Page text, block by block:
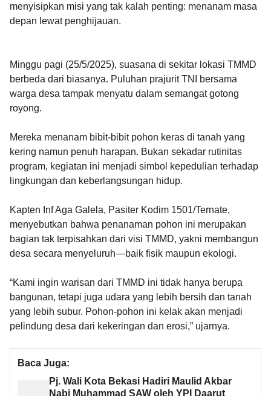
menyisipkan misi yang tak kalah penting: menanam masa
depan lewat penghijauan.
Minggu pagi (25/5/2025), suasana di sekitar lokasi TMMD
berbeda dari biasanya. Puluhan prajurit TNI bersama
warga desa tampak menyatu dalam semangat gotong
royong.
Mereka menanam bibit-bibit pohon keras di tanah yang
kering namun penuh harapan. Bukan sekadar rutinitas
program, kegiatan ini menjadi simbol kepedulian terhadap
lingkungan dan keberlangsungan hidup.
Kapten Inf Aga Galela, Pasiter Kodim 1501/Ternate,
menyebutkan bahwa penanaman pohon ini merupakan
bagian tak terpisahkan dari visi TMMD, yakni membangun
desa secara menyeluruh—baik fisik maupun ekologi.
“Kami ingin warisan dari TMMD ini tidak hanya berupa
bangunan, tetapi juga udara yang lebih bersih dan tanah
yang lebih subur. Pohon-pohon ini kelak akan menjadi
pelindung desa dari kekeringan dan erosi,” ujarnya.
Baca Juga:
Pj. Wali Kota Bekasi Hadiri Maulid Akbar
Nabi Muhammad SAW oleh YPI Daarut